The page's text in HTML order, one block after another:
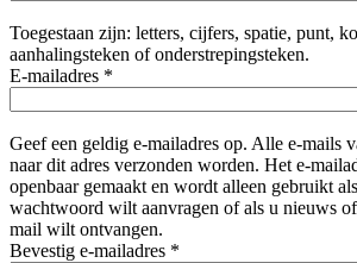
Toegestaan zijn: letters, cijfers, spatie, punt,
aanhalingsteken of onderstrepingsteken.
E-mailadres *
Geef een geldig e-mailadres op. Alle e-mails
naar dit adres verzonden worden. Het e-
openbaar gemaakt en wordt alleen gebruikt
wachtwoord wilt aanvragen of als u nieuws
mail wilt ontvangen.
Bevestig e-mailadres *